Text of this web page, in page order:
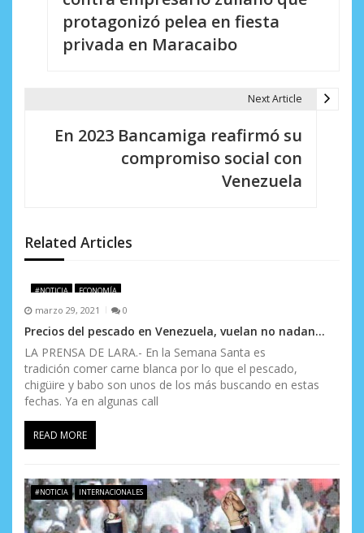
d
e
n
t
r
a
d
a
s
protagonizó pelea en fiesta
privada en Maracaibo
Next Article
En 2023 Bancamiga reafirmó su
compromiso social con
Venezuela
Related Articles
#NOTICIA ECONOMÍA
marzo 29, 2021 0
Precios del pescado en Venezuela, vuelan no nadan…
LA PRENSA DE LARA.- En la Semana Santa es
tradición comer carne blanca por lo que el pescado,
chigüire y babo son unos de los más buscando en estas
fechas. Ya en algunas call
READ MORE
#NOTICIA INTERNACIONALES